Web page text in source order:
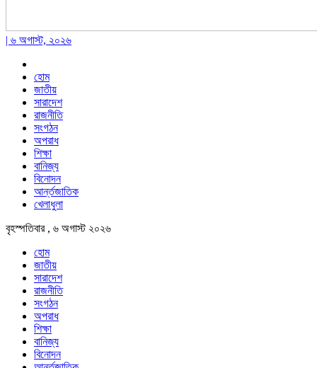
| ৬ অগাস্ট, ২০২৬
হোম
জাতীয়
সারাদেশ
রাজনীতি
সংগঠন
অপরাধ
শিক্ষা
বানিজ্য
বিনোদন
আর্ন্তজাতিক
খেলাধুলা
বৃহস্পতিবার , ৬ অগাস্ট ২০২৬
হোম
জাতীয়
সারাদেশ
রাজনীতি
সংগঠন
অপরাধ
শিক্ষা
বানিজ্য
বিনোদন